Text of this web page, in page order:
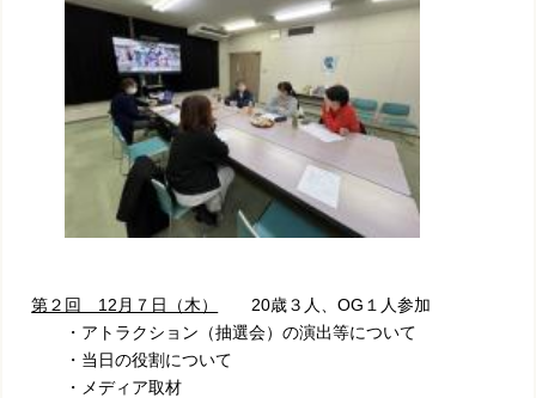
第２回 12月７日（木）
20歳３人、OG１人参加
・アトラクション（抽選会）の演出等について
・当日の役割について
・メディア取材